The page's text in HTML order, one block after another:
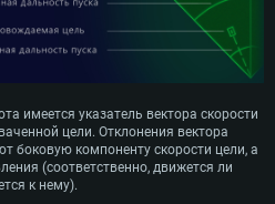
имеется указатель вектора скорости
цели. Отклонения вектора
боковую компоненту скорости цели, а
(соответственно, движется ли
к нему).